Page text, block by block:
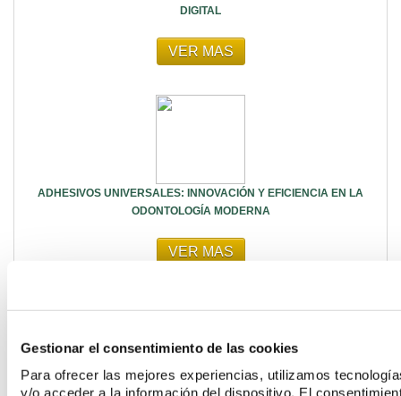
Gestionar el consentimiento de las cookies
Para ofrecer las mejores experiencias, utilizamos
y/o acceder a la información del dispositivo. El
DIGITAL
VER MAS
ADHESIVOS UNIVERSALES: INNOVACIÓN Y EFICIENCIA EN LA
ODONTOLOGÍA MODERNA
VER MAS
CÓMO MANTENER Y LIMPIAR CORRECTAMENTE EL INSTRUMENTAL